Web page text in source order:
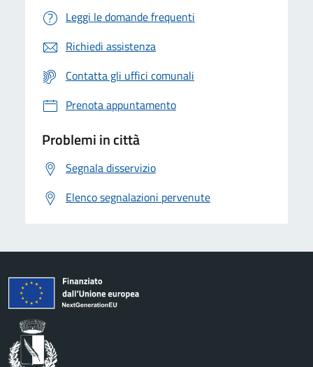
Leggi le domande frequenti
Richiedi assistenza
Contatta gli uffici comunali
Prenota appuntamento
Problemi in città
Segnala disservizio
Elenco segnalazioni pervenute